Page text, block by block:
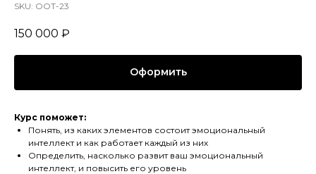
SKU: OOT-23
150 000 ₽
Оформить
Курс поможет:
Понять, из каких элементов состоит эмоциональный
интеллект и как работает каждый из них
Определить, насколько развит ваш эмоциональный
интеллект, и повысить его уровень